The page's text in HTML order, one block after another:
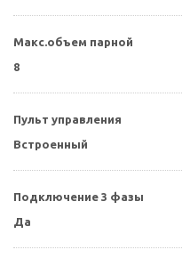
Макс.объем парной
8
Пульт управления
Встроенный
Подключение 3 фазы
Да